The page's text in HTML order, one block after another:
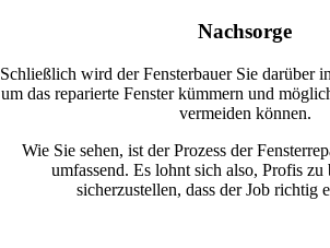
Nachsorge
Schließlich wird der Fensterbauer Sie darüber
um das reparierte Fenster kümmern und
vermeiden können.
Wie Sie sehen, ist der Prozess der
umfassend. Es lohnt sich also, Profis zu
sicherzustellen, dass der Job richtig